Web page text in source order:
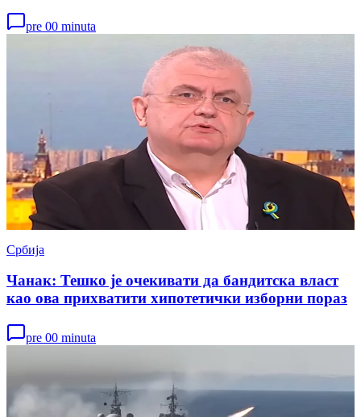
pre 00 minuta
Србија
Чанак: Тешко је очекивати да бандитска власт
као ова прихватити хипотетички изборни пораз
pre 00 minuta